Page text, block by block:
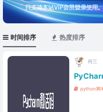
时间排序 热度排序
何三
python脚